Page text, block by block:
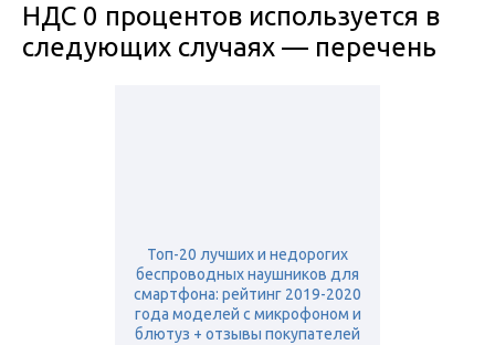
НДС 0 процентов используется в
следующих случаях — перечень
Топ-20 лучших и недорогих
беспроводных наушников для
смартфона: рейтинг 2019-2020
года моделей с микрофоном и
блютуз + отзывы покупателей